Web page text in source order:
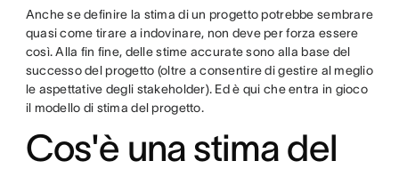
Anche se definire la stima di un progetto potrebbe sembrare
quasi come tirare a indovinare, non deve per forza essere
così. Alla fin fine, delle stime accurate sono alla base del
successo del progetto (oltre a consentire di gestire al meglio
le aspettative degli stakeholder). Ed è qui che entra in gioco
il modello di stima del progetto.
Cos'è una stima del